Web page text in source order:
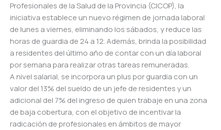
Profesionales de la Salud de la Provincia (CICOP), la
iniciativa establece un nuevo régimen de jornada laboral
de lunes a viernes, eliminando los sábados, y reduce las
horas de guardia de 24 a 12. Además, brinda la posibilidad
a residentes del último año de contar con un día laboral
por semana para realizar otras tareas remuneradas.
A nivel salarial, se incorpora un plus por guardia con un
valor del 13% del sueldo de un jefe de residentes y un
adicional del 7% del ingreso de quien trabaje en una zona
de baja cobertura, con el objetivo de incentivar la
radicación de profesionales en ámbitos de mayor